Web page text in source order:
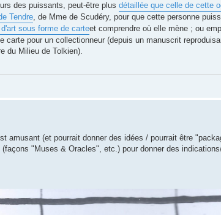
des puissants, peut-être plus détaillée que celle de cette
Tendre, de Mme de Scudéry, pour que cette personne
sous forme de carteet comprendre où elle mène ; ou
carte pour un collectionneur (depuis un manuscrit
du Milieu de Tolkien).
amusant (et pourrait donner des idées / pourrait être
"Muses & Oracles", etc.) pour donner des